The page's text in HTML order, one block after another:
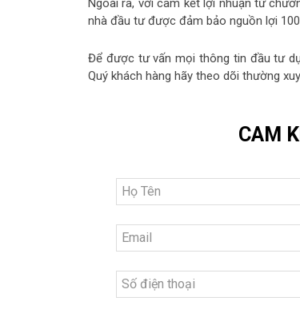
Ngoài ra, với cam kết lợi nhuận từ
nhà đầu tư được đảm bảo nguồn lợi
Để được tư vấn mọi thông tin đầu tư
Quý khách hàng hãy theo dõi thường
CAM